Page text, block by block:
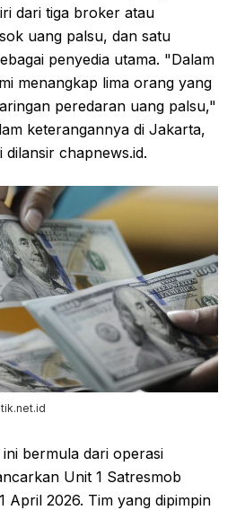
dari tiga broker atau
uang palsu, dan satu
penyedia utama. "Dalam
menangkap lima orang yang
peredaran uang palsu,"
keterangannya di Jakarta,
chapnews.id.
bermula dari operasi
Unit 1 Satresmob
April 2026. Tim yang dipimpin